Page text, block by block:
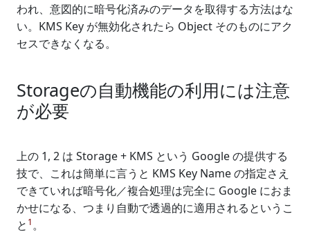
われ、意図的に暗号化済みのデータを取得する方法はな
い。KMS Key が無効化されたら Object そのものにアク
セスできなくなる。
Storageの自動機能の利用には注意
が必要
上の 1, 2 は Storage + KMS という Google の提供する
技で、これは簡単に言うと KMS Key Name の指定さえ
できていれば暗号化／複合処理は完全に Google におま
かせになる、つまり自動で透過的に適用されるというこ
と 1。